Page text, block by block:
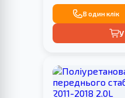
В один клік